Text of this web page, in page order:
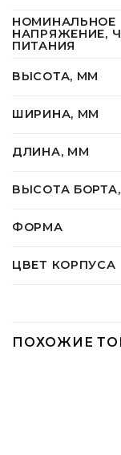
НОМИНАЛЬНОЕ
НАПРЯЖЕНИЕ,
ПИТАНИЯ
ВЫСОТА, ММ
ШИРИНА, ММ
ДЛИНА, ММ
ВЫСОТА
ФОРМА
ЦВЕТ КОРПУСА
ПОХОЖИЕ